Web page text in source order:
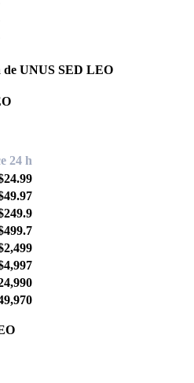
de UNUS SED LEO
24 h